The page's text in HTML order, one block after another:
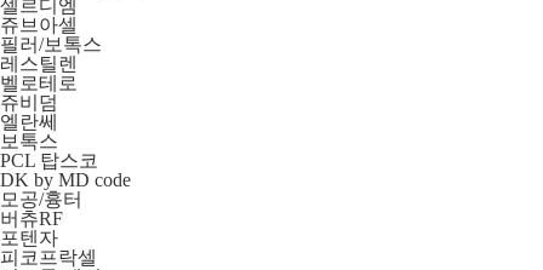
셀르디엠
쥬브아셀
필러/보톡스
레스틸렌
벨로테로
쥬비덤
엘란쎄
보톡스
PCL 탑스코
DK by MD code
모공/흉터
버츄RF
포텐자
피코프락셀